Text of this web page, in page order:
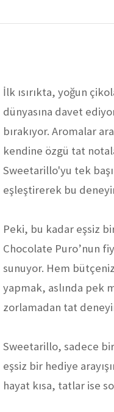
İlk ısırıkta, yoğun
dünyasına davet
bırakıyor. Aromalar
kendine özgü tat
Sweetarillo'yu tek
eşleştirerek bu
Peki, bu kadar eşsiz
Chocolate Puro’nun
sunuyor. Hem
yapmak, aslında pek
zorlamadan tat
Sweetarillo, sadece
eşsiz bir hediye
hayat kısa, tatlar ise